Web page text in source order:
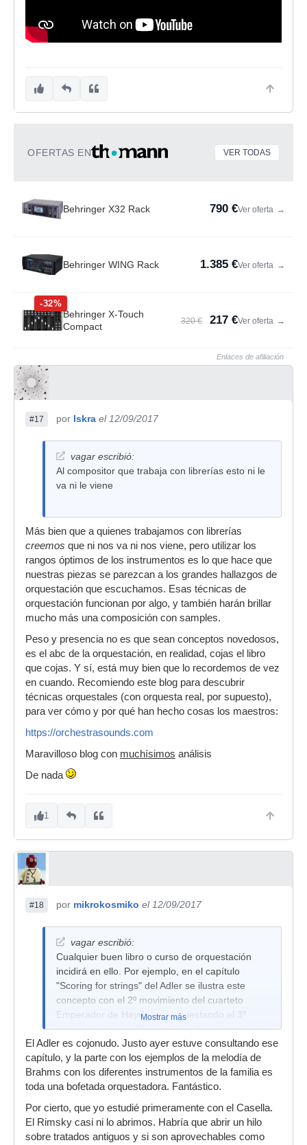
OFERTAS EN VER TODAS
Behringer X32 Rack 790 €Ver oferta →
Behringer WING Rack 1.385 €Ver oferta →
-32%
Behringer X-Touch
Compact
320 € 217 €Ver oferta →
Enlaces de afiliación
#17 por Iskra el 12/09/2017
vagar escribió:
Al compositor que trabaja con librerías esto ni le
va ni le viene
Más bien que a quienes trabajamos con librerías
creemos que ni nos va ni nos viene, pero utilizar los
rangos óptimos de los instrumentos es lo que hace que
nuestras piezas se parezcan a los grandes hallazgos de
orquestación que escuchamos. Esas técnicas de
orquestación funcionan por algo, y también harán brillar
mucho más una composición con samples.
Peso y presencia no es que sean conceptos novedosos,
es el abc de la orquestación, en realidad, cojas el libro
que cojas. Y sí, está muy bien que lo recordemos de vez
en cuando. Recomiendo este blog para descubrir
técnicas orquestales (con orquesta real, por supuesto),
para ver cómo y por qué han hecho cosas los maestros:
https://orchestrasounds.com
Maravilloso blog con muchísimos análisis
De nada
1
#18 por mikrokosmiko el 12/09/2017
vagar escribió:
Cualquier buen libro o curso de orquestación
incidirá en ello. Por ejemplo, en el capítulo
"Scoring for strings" del Adler se ilustra este
concepto con el 2º movimiento del cuarteto
Emperador de Haydn o reorquestando el 3º
movimiento de la 3ª sinfonía de Brahms: no hay
gran cambio de color, pero cambian muchas
otras cosas, como lo que llama Mr. Sharman la
presencia.
Mostrar más
El Adler es cojonudo. Justo ayer estuve consultando ese
capítulo, y la parte con los ejemplos de la melodía de
Brahms con los diferentes instrumentos de la familia es
toda una bofetada orquestadora. Fantástico.
Por cierto, que yo estudié primeramente con el Casella.
El Rimsky casi ni lo abrimos. Habría que abrir un hilo
sobre tratados antiguos y si son aprovechables como